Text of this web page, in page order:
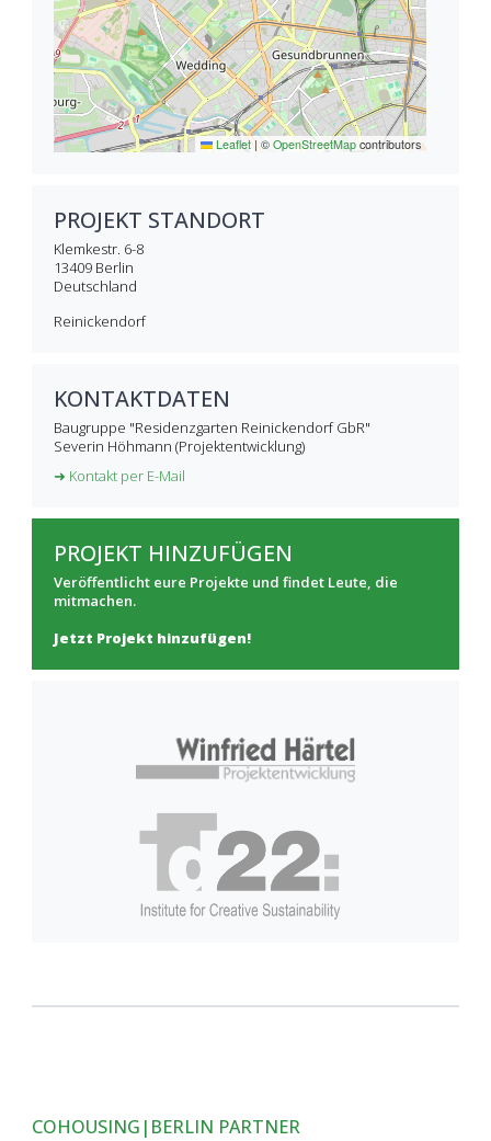
Leaflet |© OpenStreetMap contributors
PROJEKT STANDORT
Klemkestr. 6-8
13409 Berlin
Deutschland
Reinickendorf
KONTAKTDATEN
Baugruppe "Residenzgarten Reinickendorf GbR"
Severin Höhmann (Projektentwicklung)
➜ Kontakt per E-Mail
PROJEKT HINZUFÜGEN
Veröffentlicht eure Projekte und findet Leute, die
mitmachen.
Jetzt Projekt hinzufügen!
COHOUSING|BERLIN PARTNER